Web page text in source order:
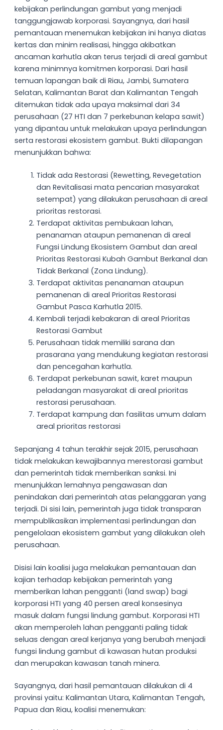
kebijakan perlindungan gambut yang menjadi
tanggungjawab korporasi. Sayangnya, dari hasil
pemantauan menemukan kebijakan ini hanya diatas
kertas dan minim realisasi, hingga akibatkan
ancaman karhutla akan terus terjadi di areal gambut
karena minimnya komitmen korporasi. Dari hasil
temuan lapangan baik di Riau, Jambi, Sumatera
Selatan, Kalimantan Barat dan Kalimantan Tengah
ditemukan tidak ada upaya maksimal dari 34
perusahaan (27 HTI dan 7 perkebunan kelapa sawit)
yang dipantau untuk melakukan upaya perlindungan
serta restorasi ekosistem gambut. Bukti dilapangan
menunjukkan bahwa:
Tidak ada Restorasi (Rewetting, Revegetation
dan Revitalisasi mata pencarian masyarakat
setempat) yang dilakukan perusahaan di areal
prioritas restorasi.
Terdapat aktivitas pembukaan lahan,
penanaman ataupun pemanenan di areal
Fungsi Lindung Ekosistem Gambut dan areal
Prioritas Restorasi Kubah Gambut Berkanal dan
Tidak Berkanal (Zona Lindung).
Terdapat aktivitas penanaman ataupun
pemanenan di areal Prioritas Restorasi
Gambut Pasca Karhutla 2015.
Kembali terjadi kebakaran di areal Prioritas
Restorasi Gambut
Perusahaan tidak memiliki sarana dan
prasarana yang mendukung kegiatan restorasi
dan pencegahan karhutla.
Terdapat perkebunan sawit, karet maupun
peladangan masyarakat di areal prioritas
restorasi perusahaan.
Terdapat kampung dan fasilitas umum dalam
areal prioritas restorasi
Sepanjang 4 tahun terakhir sejak 2015, perusahaan
tidak melakukan kewajibannya merestorasi gambut
dan pemerintah tidak memberikan sanksi. Ini
menunjukkan lemahnya pengawasan dan
penindakan dari pemerintah atas pelanggaran yang
terjadi. Di sisi lain, pemerintah juga tidak transparan
mempublikasikan implementasi perlindungan dan
pengelolaan ekosistem gambut yang dilakukan oleh
perusahaan.
Disisi lain koalisi juga melakukan pemantauan dan
kajian terhadap kebijakan pemerintah yang
memberikan lahan pengganti (land swap) bagi
korporasi HTI yang 40 persen areal konsesinya
masuk dalam fungsi lindung gambut. Korporasi HTI
akan memperoleh lahan pengganti paling tidak
seluas dengan areal kerjanya yang berubah menjadi
fungsi lindung gambut di kawasan hutan produksi
dan merupakan kawasan tanah minera.
Sayangnya, dari hasil pemantauan dilakukan di 4
provinsi yaitu: Kalimantan Utara, Kalimantan Tengah,
Papua dan Riau, koalisi menemukan: